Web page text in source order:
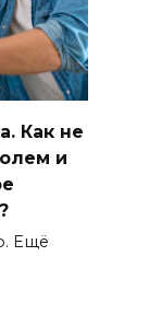
Как не
и
Ещё